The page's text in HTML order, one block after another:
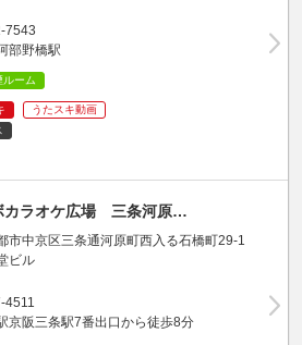
7543
部野橋駅
ルーム
うたスキ動画
カラオケ広場 三条河原…
市中京区三条通河原町西入る石橋町29-1
ビル
4511
京阪三条駅7番出口から徒歩8分